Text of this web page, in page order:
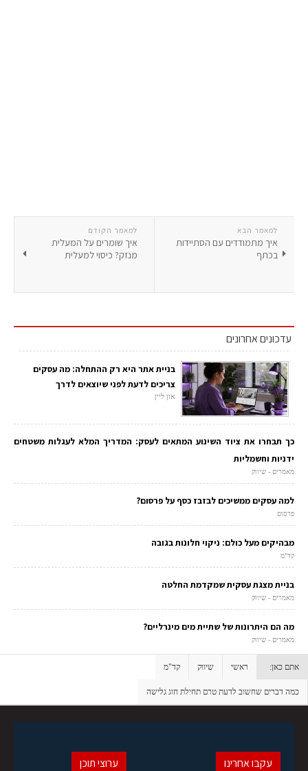
למאמר הקודם
איך שומרים על המעלית
מנזק? כיסוי למעלית
למאמר הבא
איך מתמודדים עם הסתיידות
בכתף
עדכונים אחרונים
בניית אתר היא רק ההתחלה: מה עסקים
צריכים לדעת לפני שיוצאים לדרך
און ליין
כך תבחרו את ציוד השינוע המתאים לעסק: המדריך המלא לעגלות משטחים
ידניות וחשמליות
מאמרים - שיווק
למה עסקים ממשיכים לבזבז כסף על פרסום?
פרסום
מבהיקים מעל כולם: ניקוי חלונות בגובה
קד"מ
בניית מצגת עסקית שמקדמת החלטה
מאמרים - שיווק
מה הם היתרונות של שתיית מים מינרליים?
מאמרים - שיווק
אתם כאן: ראשי שיווק קד"מ
כמה דברים שחשוב לדעת טרם תחילת חוג גלישה
ערוצי תוכן עקבו אחרינו